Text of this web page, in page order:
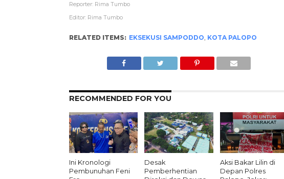
Reporter: Rima Tumbo
Editor: Rima Tumbo
RELATED ITEMS: EKSEKUSI SAMPODDO KOTA PALOPO
RECOMMENDED FOR YOU
Ini Kronologi
Pembunuhan Feni
Desak
Pemberhentian
Aksi Bakar Lilin di
Depan Polres